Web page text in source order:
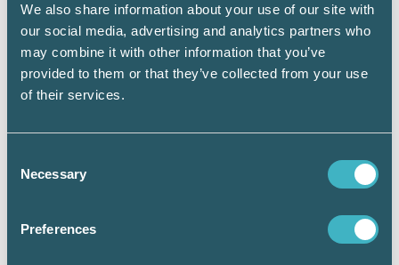
We also share information about your use of our site with
our social media, advertising and analytics partners who
may combine it with other information that you’ve
provided to them or that they’ve collected from your use
of their services.
Selection
Necessary
Preferences
5:Perfektion sällan ger innovation. Inte heller
att vara för rationell. Effektivitet är bra, men
innovation sker inte på löpande band. Den
effektivt att vara ineffektiv ibland. Den bästa
kringelikrok via E och Ö. Där i det okända kan